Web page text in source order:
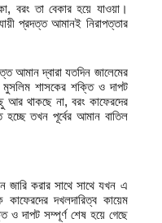
বরং তা বেকার হয়ে যাওয়া।
প্রদত্ত আমানই নিরাপত্তার
আমান দ্বারা যতদিন জালেমের
মুসলিম শাসকের শক্তি ও দাপট
আর থাকছে না, বরং কাফেরদের
তখন পূর্বের আমান বাতিল
জারি করার সাথে সাথে যখন এ
দখলদারিত্ব কায়েম
ও দাপট সম্পূর্ণ শেষ হয়ে গেছে